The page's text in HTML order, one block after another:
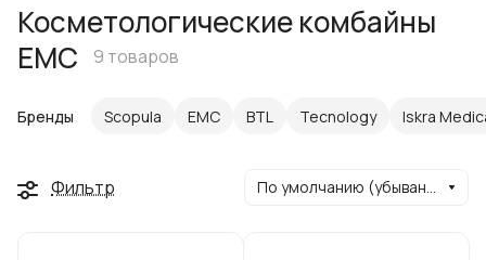
Косметологические комбайны
ЕМС
9 товаров
Бренды Scopula ЕМС BTL Tecnology Iskra
Фильтр По умолчанию (убывание)